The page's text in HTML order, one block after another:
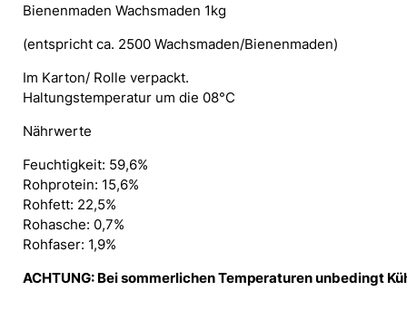
Bienenmaden Wachsmaden 1kg
(entspricht ca. 2500 Wachsmaden/Bienenmaden)
Im Karton/ Rolle verpackt.
Haltungstemperatur um die 08°C
Nährwerte
Feuchtigkeit: 59,6%
Rohprotein: 15,6%
Rohfett: 22,5%
Rohasche: 0,7%
Rohfaser: 1,9%
ACHTUNG: Bei sommerlichen Temperaturen unbedingt